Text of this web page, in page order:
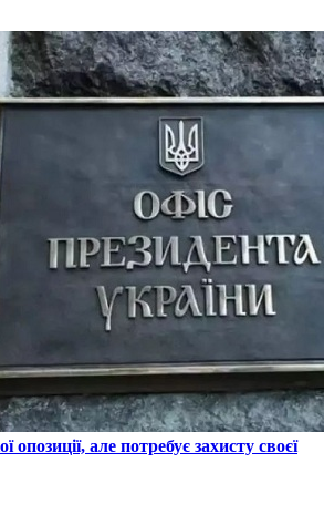
опозиції, але потребує захисту своєї